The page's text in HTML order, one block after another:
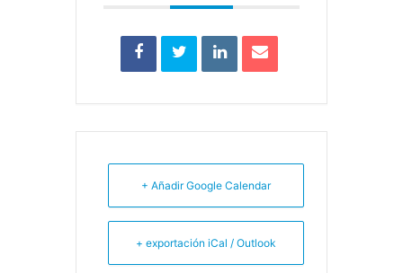
+ Añadir Google Calendar
+ exportación iCal / Outlook